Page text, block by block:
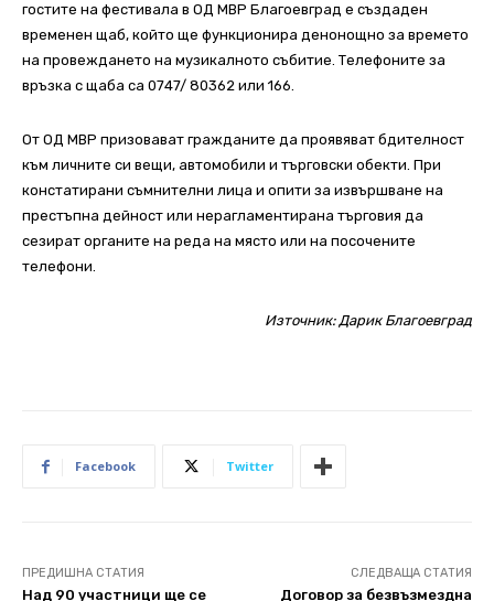
гостите на фестивала в ОД МВР Благоевград е създаден
временен щаб, който ще функционира денонощно за времето
на провеждането на музикалното събитие. Телефоните за
връзка с щаба са 0747/ 80362 или 166.
От ОД МВР призовават гражданите да проявяват бдителност
към личните си вещи, автомобили и търговски обекти. При
констатирани съмнителни лица и опити за извършване на
престъпна дейност или нерагламентирана търговия да
сезират органите на реда на място или на посочените
телефони.
Източник:Дарик Благоевград
Facebook Twitter
ПРЕДИШНА СТАТИЯ
Над 90 участници ще се
СЛЕДВАЩА СТАТИЯ
Договор за безвъзмездна